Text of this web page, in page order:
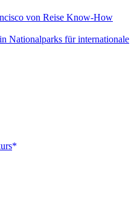
von Reise Know-How
Nationalparks für internationale